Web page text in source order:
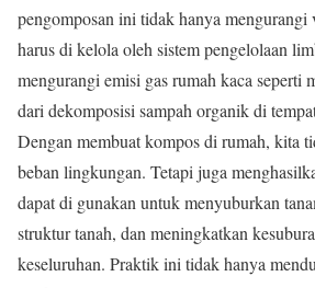
pengomposan ini tidak hanya mengurangi
harus di kelola oleh sistem pengelolaan
mengurangi emisi gas rumah kaca seperti
dari dekomposisi sampah organik di
Dengan membuat kompos di rumah, kita
beban lingkungan. Tetapi juga
dapat di gunakan untuk menyuburkan
struktur tanah, dan meningkatkan
keseluruhan. Praktik ini tidak hanya